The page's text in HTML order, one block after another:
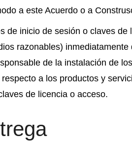
a este Acuerdo o a
de inicio de sesión o claves
razonables)
de la instalación de
a los productos y
de licencia o acceso.